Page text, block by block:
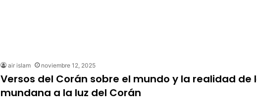
air islam noviembre 12, 2025
Versos del Corán sobre el mundo y la realidad de
mundana a la luz del Corán